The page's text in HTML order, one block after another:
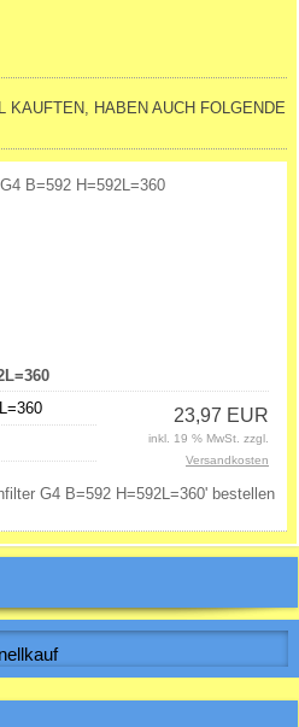
KAUFTEN, HABEN AUCH FOLGENDE
23,97 EUR
inkl. 19 % MwSt. zzgl.
Versandkosten